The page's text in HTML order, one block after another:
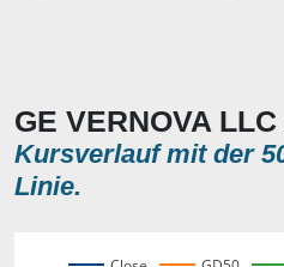
GE VERNOVA
Kursverlauf mit der
Linie.